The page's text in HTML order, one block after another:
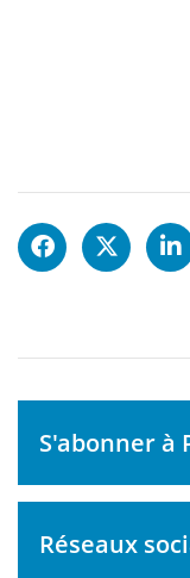
S'abonner à
Réseaux